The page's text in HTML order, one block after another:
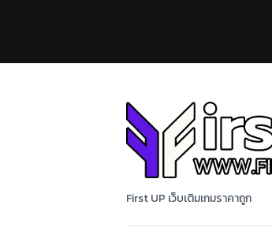
First UP เว็บเติมเกมราคาถูก